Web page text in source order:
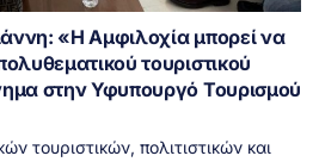
«Η Αμφιλοχία μπορεί να
τουριστικού
στην Υφυπουργό Τουρισμού
τουριστικών, πολιτιστικών και